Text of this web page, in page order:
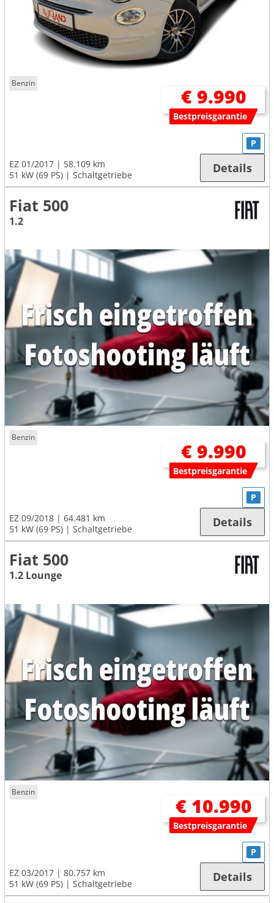
Benzin
€ 9.990
Bestpreisgarantie
EZ 01/2017
58.109 km
51 kW (69 PS)
Schaltgetriebe
P
Details
Fiat 500
1.2
Benzin
€ 9.990
Bestpreisgarantie
EZ 09/2018
64.481 km
51 kW (69 PS)
Schaltgetriebe
P
Details
Fiat 500
1.2 Lounge
Benzin
€ 10.990
Bestpreisgarantie
EZ 03/2017
80.757 km
51 kW (69 PS)
Schaltgetriebe
P
Details